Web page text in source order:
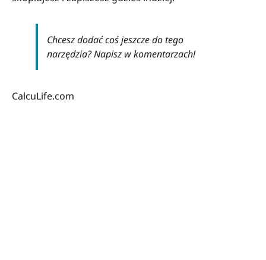
Chcesz dodać coś jeszcze do tego
narzędzia? Napisz w komentarzach!
CalcuLife.com